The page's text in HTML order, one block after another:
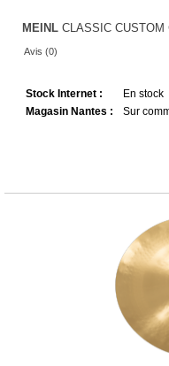
MEINL CLASSIC CUSTOM
Avis (0)
Stock Internet :
En stock
Magasin Nantes :
Sur